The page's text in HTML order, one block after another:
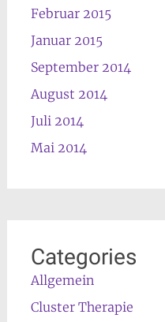
Februar 2015
Januar 2015
September 2014
August 2014
Juli 2014
Mai 2014
Categories
Allgemein
Cluster Therapie